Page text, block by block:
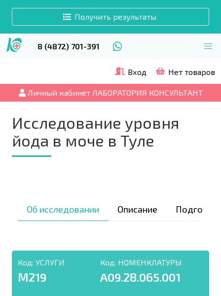
Получить результаты
8 (4872) 701-391
Вход Нет товаров
Личный кабинет ЛАБОРАТОРИЯ КОНСУЛЬТАНТ
Исследование уровня
йода в моче в Туле
Об исследовании Описание
Код: УСЛУГИ
М219
Код: НОМЕНКЛАТУРЫ
A09.28.065.001